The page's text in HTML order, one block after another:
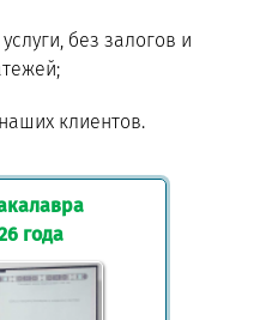
без залогов и
клиентов.
года